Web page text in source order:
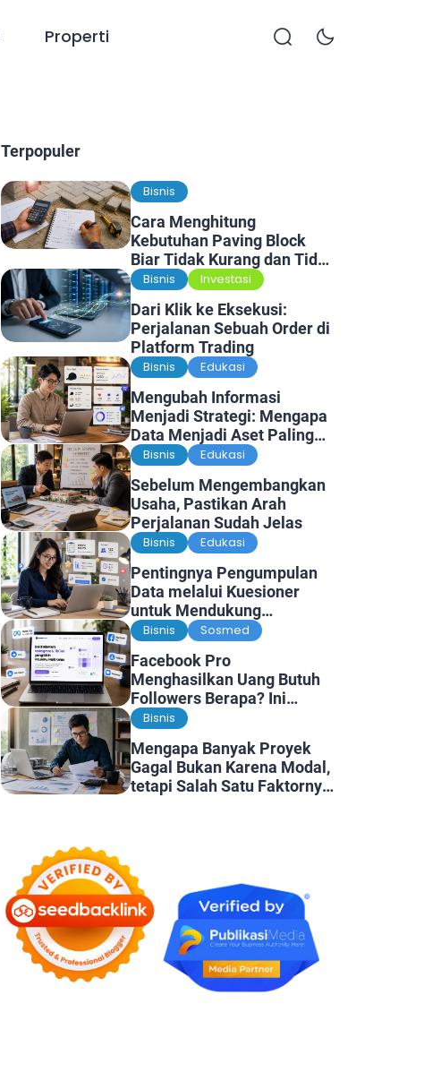
Properti
Terpopuler
Bisnis
Cara Menghitung
Kebutuhan Paving Block
Biar Tidak Kurang dan Tidak
Kelebihan
Bisnis Investasi
Dari Klik ke Eksekusi:
Perjalanan Sebuah Order di
Platform Trading
Bisnis Edukasi
Mengubah Informasi
Menjadi Strategi: Mengapa
Data Menjadi Aset Paling
Berharga di Era Digital
Bisnis Edukasi
Sebelum Mengembangkan
Usaha, Pastikan Arah
Perjalanan Sudah Jelas
Bisnis Edukasi
Pentingnya Pengumpulan
Data melalui Kuesioner
untuk Mendukung
Penelitian dan Pengambilan
Bisnis Sosmed
Facebook Pro
Menghasilkan Uang Butuh
Followers Berapa? Ini
Faktanya
Bisnis
Mengapa Banyak Proyek
Gagal Bukan Karena Modal,
tetapi Salah Satu Faktornya